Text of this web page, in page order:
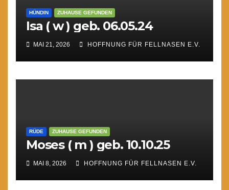
HÜNDIN ZUHAUSE GEFUNDEN
Isa ( w ) geb. 06.05.24
MAI 21, 2026 HOFFNUNG FÜR FELLNASEN E.V.
RÜDE ZUHAUSE GEFUNDEN
Moses ( m ) geb. 10.10.25
MAI 8, 2026 HOFFNUNG FÜR FELLNASEN E.V.